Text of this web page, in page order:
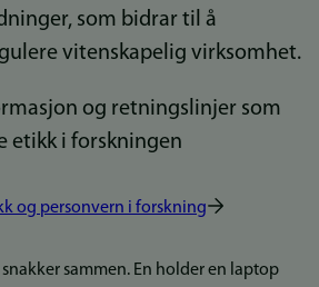
som bidrar til å
vitenskapelig virksomhet.
og retningslinjer som
etikk i forskningen
og personvern i forskning